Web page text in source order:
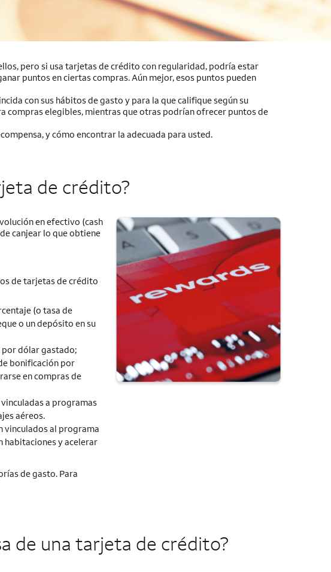
pero si usa tarjetas de crédito con regularidad, podría estar
puntos en ciertas compras. Aún mejor, esos puntos pueden
con sus hábitos de gasto y para la que califique según su
compras elegibles, mientras que otras podrían ofrecer puntos de
y cómo encontrar la adecuada para usted.
de crédito?
en efectivo (cash
canjear lo que obtiene
de tarjetas de crédito
(o tasa de
o un depósito en su
por dólar gastado;
bonificación por
en compras de
a programas
aéreos.
vinculados al programa
habitaciones y acelerar
de gasto. Para
de una tarjeta de crédito?